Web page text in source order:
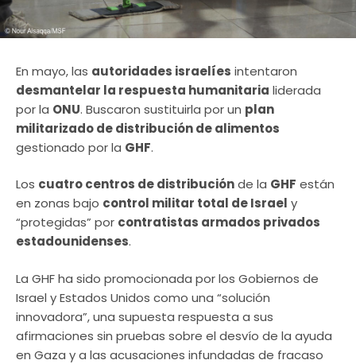
En mayo, las autoridades israelíes intentaron
desmantelar la respuesta humanitaria liderada
por la ONU. Buscaron sustituirla por un plan
militarizado de distribución de alimentos
gestionado por la GHF.
Los cuatro centros de distribuciónde la GHF están
en zonas bajo control militar total de Israel y
“protegidas” por contratistas armados privados
estadounidenses.
La GHF ha sido promocionada por los Gobiernos de
Israel y Estados Unidos como una “solución
innovadora”, una supuesta respuesta a sus
afirmaciones sin pruebas sobre el desvío de la ayuda
en Gaza y a las acusaciones infundadas de fracaso